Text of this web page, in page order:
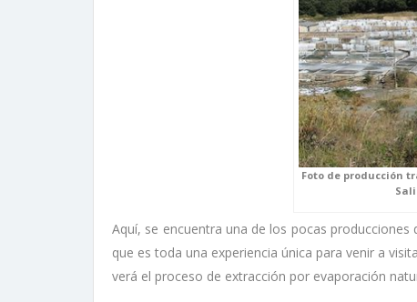
Foto de producción
Aquí, se encuentra una de los pocas
que es toda una experiencia única para venir a
verá el proceso de extracción por evaporación